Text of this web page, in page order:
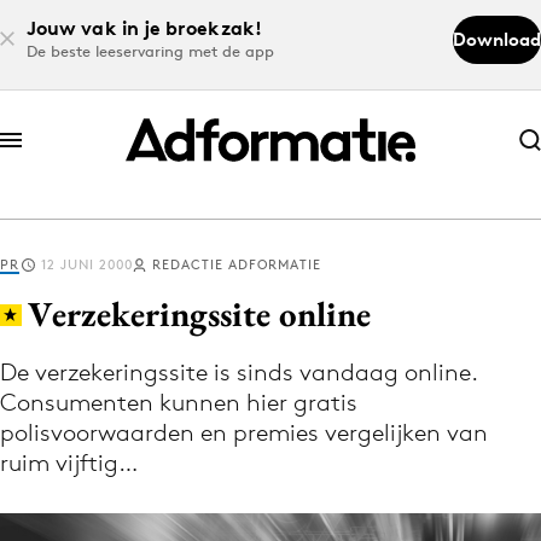
Jouw vak in je broekzak!
De beste leeservaring met de app
Download
Abonneer nu
Abonneer nu
Log in
Download de app
Volg het laatste nieuws via de Adformatie
Nieuws app
PR 12 JUNI 2000 REDACTIE ADFORMATIE
Verzekeringssite online
De verzekeringssite is sinds vandaag online.
Consumenten kunnen hier gratis
polisvoorwaarden en premies vergelijken van
ruim vijftig…